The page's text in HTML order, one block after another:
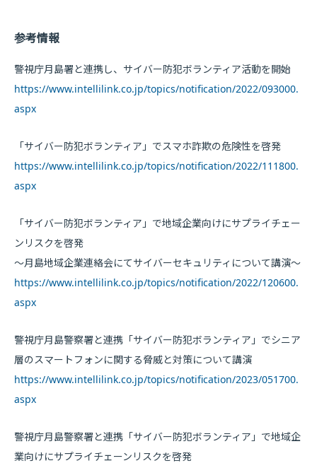
参考情報
警視庁月島署と連携し、サイバー防犯ボランティア活動を開始
https://www.intellilink.co.jp/topics/notification/2022/093000.
aspx
「サイバー防犯ボランティア」でスマホ詐欺の危険性を啓発
https://www.intellilink.co.jp/topics/notification/2022/111800.
aspx
「サイバー防犯ボランティア」で地域企業向けにサプライチェー
ンリスクを啓発
～月島地域企業連絡会にてサイバーセキュリティについて講演～
https://www.intellilink.co.jp/topics/notification/2022/120600.
aspx
警視庁月島警察署と連携「サイバー防犯ボランティア」でシニア
層のスマートフォンに関する脅威と対策について講演
https://www.intellilink.co.jp/topics/notification/2023/051700.
aspx
警視庁月島警察署と連携「サイバー防犯ボランティア」で地域企
業向けにサプライチェーンリスクを啓発